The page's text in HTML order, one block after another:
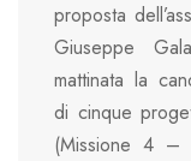
proposta
Giuseppe
mattinata la
di cinque
(Missione 4 –